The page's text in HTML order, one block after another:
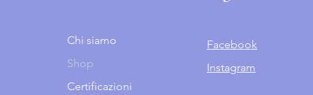
Chi siamo
Shop
Certificazioni
Facebook
Instagram